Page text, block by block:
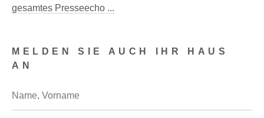
MELDEN SIE AUCH IHR HAUS
AN
gesamtes Presseecho ...